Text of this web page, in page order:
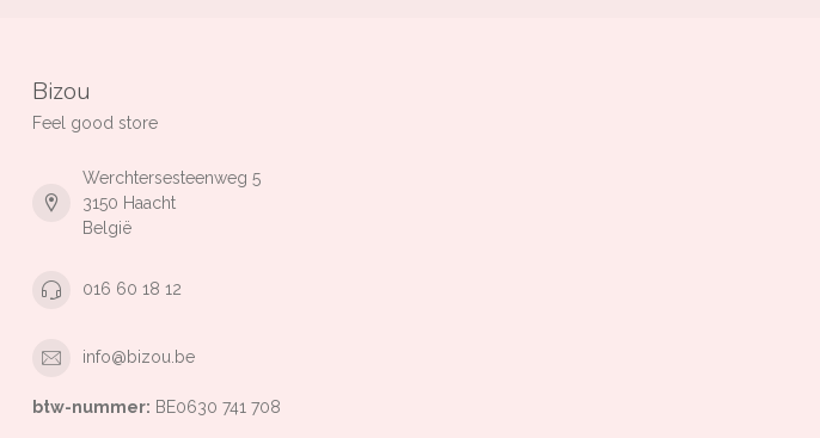
Bizou
Feel good store
Werchtersesteenweg 5
3150 Haacht
België
016 60 18 12
info@bizou.be
btw-nummer: BE0630 741 708